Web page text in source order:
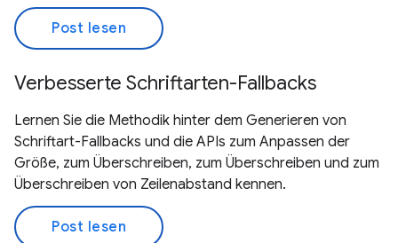
Post lesen
Verbesserte Schriftarten-Fallbacks
Lernen Sie die Methodik hinter dem Generieren von
Schriftart-Fallbacks und die APIs zum Anpassen der
Größe, zum Überschreiben, zum Überschreiben und zum
Überschreiben von Zeilenabstand kennen.
Post lesen